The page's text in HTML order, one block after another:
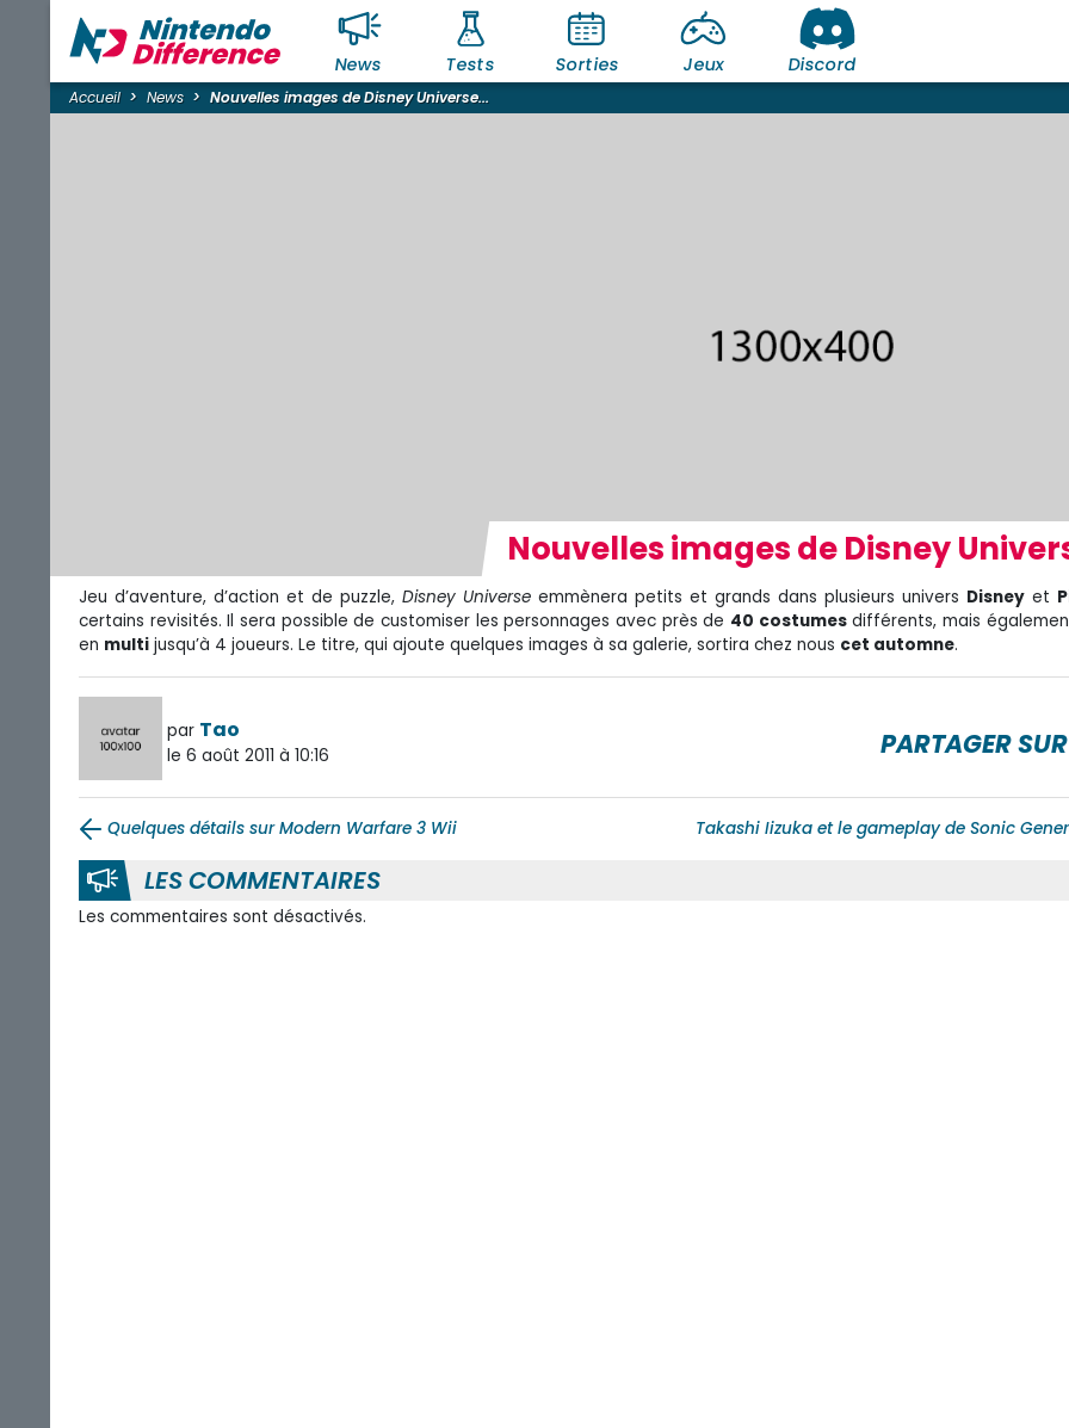
News Tests Sorties Jeux Discord
Accueil News Nouvelles images de Disney Universe...
Nouvelles images de Disney
Jeu d’aventure, d’action et de puzzle, Disney Universe emmènera petits et grands dans plusieurs univers Disney et
certains revisités. Il sera possible de customiser les personnages avec près de 40 costumesdifférents, mais
en multi jusqu’à 4 joueurs. Le titre, qui ajoute quelques images à sa galerie, sortira chez nous cet automne.
par Tao
le 6 août 2011 à 10:16 PARTAGER SUR
Quelques détails sur Modern Warfare 3 Wii Takashi Iizuka et le gameplay de Sonic
LES COMMENTAIRES
Les commentaires sont désactivés.